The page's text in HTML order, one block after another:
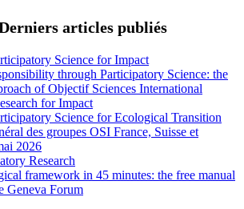
articles publiés
Science for Impact
through Participatory Science: the
of Objectif Sciences International
for Impact
Science for Ecological Transition
des groupes OSI France, Suisse et
2026
Research
framework in 45 minutes: the free manual
Geneva Forum